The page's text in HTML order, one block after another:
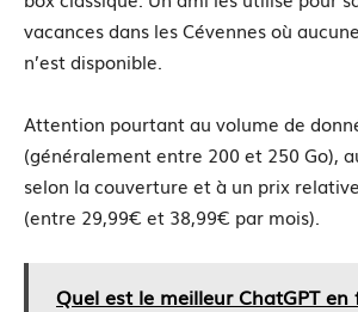
vacances dans les Cévennes où
n’est disponible.
Attention pourtant au volume de
(généralement entre 200 et 250 Go),
selon la couverture et à un prix
(entre 29,99€ et 38,99€ par mois).
Quel est le meilleur ChatGPT en